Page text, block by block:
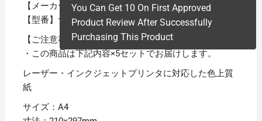
【メーカー名】長門屋商店
【型番】ナ-3408V
【ご注意事項】
・この商品は下記内容×5セットでお届けします。
レーザー・インクジェットプリンタに対応した色上質
紙
サイズ：A4
You Can Get 10 On First Approved
Product Review After Successfully
Purchasing This Product